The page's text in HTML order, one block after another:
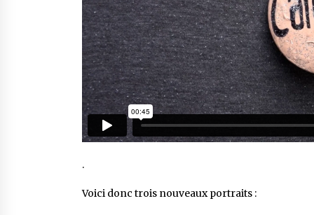
.
Voici donc trois nouveaux portraits :